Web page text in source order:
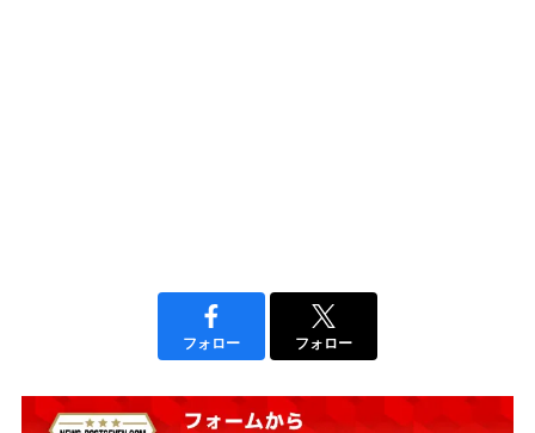
フォロー フォロー